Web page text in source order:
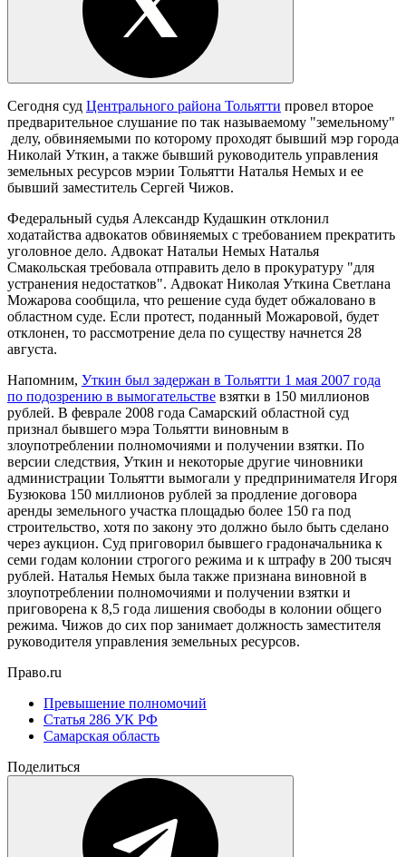
Сегодня суд Центрального района Тольятти провел второе
предварительное слушание по так называемому "земельному"
делу, обвиняемыми по которому проходят бывший мэр города
Николай Уткин, а также бывший руководитель управления
земельных ресурсов мэрии Тольятти Наталья Немых и ее
бывший заместитель Сергей Чижов.
Федеральный судья Александр Кудашкин отклонил
ходатайства адвокатов обвиняемых с требованием прекратить
уголовное дело. Адвокат Натальи Немых Наталья
Смакольская требовала отправить дело в прокуратуру "для
устранения недостатков". Адвокат Николая Уткина Светлана
Можарова сообщила, что решение суда будет обжаловано в
областном суде. Если протест, поданный Можаровой, будет
отклонен, то рассмотрение дела по существу начнется 28
августа.
Напомним, Уткин был задержан в Тольятти 1 мая 2007 года
по подозрению в вымогательстве взятки в 150 миллионов
рублей. В феврале 2008 года Самарский областной суд
признал бывшего мэра Тольятти виновным в
злоупотреблении полномочиями и получении взятки. По
версии следствия, Уткин и некоторые другие чиновники
администрации Тольятти вымогали у предпринимателя Игоря
Бузюкова 150 миллионов рублей за продление договора
аренды земельного участка площадью более 150 га под
строительство, хотя по закону это должно было быть сделано
через аукцион. Суд приговорил бывшего градоначальника к
семи годам колонии строгого режима и к штрафу в 200 тысяч
рублей. Наталья Немых была также признана виновной в
злоупотреблении полномочиями и получении взятки и
приговорена к 8,5 года лишения свободы в колонии общего
режима. Чижов до сих пор занимает должность заместителя
руководителя управления земельных ресурсов.
Право.ru
Превышение полномочий
Статья 286 УК РФ
Самарская область
Поделиться